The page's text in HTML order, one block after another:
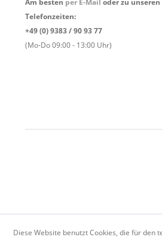
Am besten per E-Mail oder zu unseren
Telefonzeiten:
+49 (0) 9383 / 90 93 77
(Mo-Do 09:00 - 13:00 Uhr)
Diese Website benutzt Cookies, die für den